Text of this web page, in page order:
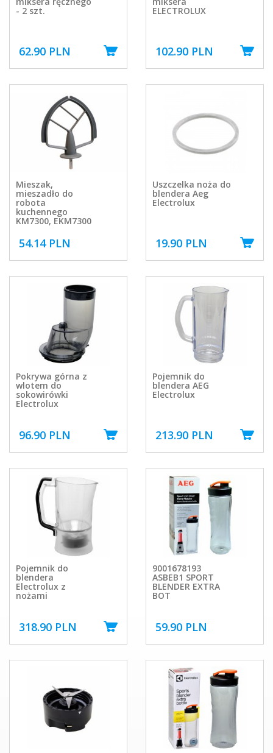
- 2 szt.
62.90 PLN
ELECTROLUX
102.90 PLN
Mieszak,
mieszadło do
robota
kuchennego
KM7300, EKM7300
54.14 PLN
Uszczelka noża do
blendera Aeg
Electrolux
19.90 PLN
Pokrywa górna z
wlotem do
sokowirówki
Electrolux
96.90 PLN
Pojemnik do
blendera AEG
Electrolux
213.90 PLN
Pojemnik do
blendera
Electrolux z
nożami
318.90 PLN
9001678193
ASBEB1 SPORT
BLENDER EXTRA
BOT
59.90 PLN